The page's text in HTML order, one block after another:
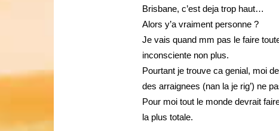
Brisbane, c’est deja trop haut…
Alors y’a vraiment personne ?
Je vais quand mm pas le faire
inconsciente non plus.
Pourtant je trouve ca genial, moi
des arraignees (nan la je rig’) ne
Pour moi tout le monde devrait
la plus totale.